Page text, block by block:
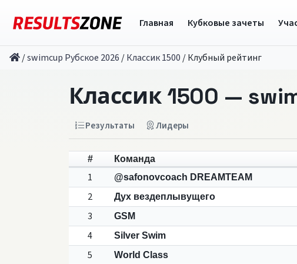
Главная Кубковые зачеты
/swimcup Рубское 2026 /Классик 1500 /Клубный рейтинг
Классик 1500 —
Результаты Лидеры
# Команда
1 @safonovcoach DREAMTEAM
2
Дух вездеплывущего
3
GSM
4
Silver Swim
5
World Class